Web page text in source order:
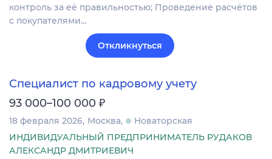
контроль за её правильностью; Проведение расчётов
с покупателями…
Откликнуться
Специалист по кадровому учету
93 000–100 000 ₽
18 февраля 2026 Москва
Новаторская
ИНДИВИДУАЛЬНЫЙ ПРЕДПРИНИМАТЕЛЬ РУДАКОВ
АЛЕКСАНДР ДМИТРИЕВИЧ